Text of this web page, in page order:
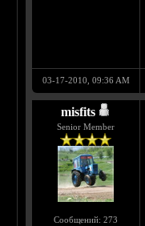
03-17-2010, 09:36 AM
misfits
Senior Member
Сообщений: 273